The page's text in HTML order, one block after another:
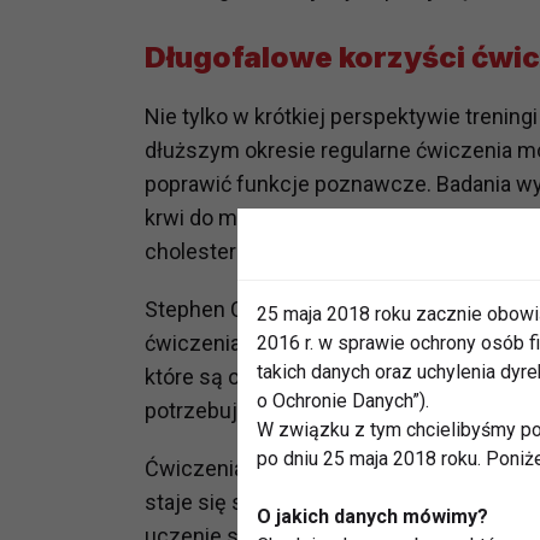
Długofalowe korzyści
Nie tylko w krótkiej perspektywie
dłuższym okresie regularne ćwiczenia
poprawić funkcje poznawcze. Badania
krwi do mózgu, co zmniejsza ryzyko
cholesterolu – oba te czynniki mogą
Stephen Clark, dyrektor ds. innowacji
ćwiczenia mogą zwiększać objętość
które są odpowiedzialne za pamięć i
potrzebują do prawidłowego
Ćwiczenia mogą także stymulować
staje się silniejszy i bardziej wydajny.
25 maja 2018 roku zacznie
2016 r. w sprawie ochrony osób
takich danych oraz uchylenia
o Ochronie Danych”).
W związku z tym chcielibyśmy
po dniu 25 maja 2018 roku.
O jakich danych mówimy?